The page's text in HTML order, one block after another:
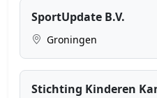
SportUpdate B.V.
Groningen
Stichting Kinderen